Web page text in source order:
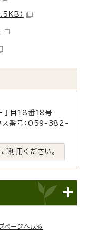
）
目18番18号
番号：059-382-
利用ください。
ページへ戻る